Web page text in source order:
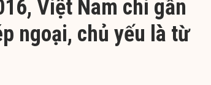
Việt Nam chi gần
ngoại, chủ yếu là từ